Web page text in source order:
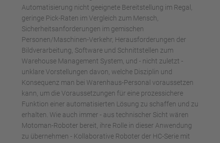
Automatisierung nicht geeignete Bereitstellung im Regal,
geringe Pick-Raten im Vergleich zum Mensch,
Sicherheitsanforderungen im gemischen
Personen/Maschinen-Verkehr, Herausforderungen der
Bildverarbeitung, Software und Schnittstellen zum
Warehouse Management System, und - nicht zuletzt -
unklare Vorstellungen davon, welche Disziplin und
Konsequenz man bei Warenhaus-Personal voraussetzen
kann, um die Voraussetzungen für eine prozessichere
Funktion einer automatisierten Lösung zu schaffen und zu
erhalten. Wie auch immer - aus technischer Sicht wären
Motoman-Roboter bereit, ihre Rolle in dieser Anwendung
zu übernehmen - Kollaborative Roboter der HC-Serie mit